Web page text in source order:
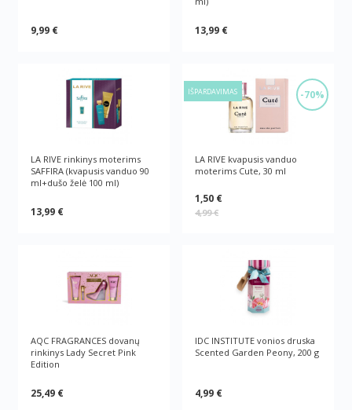
9,99 € 13,99 €
LA RIVE rinkinys moterims
SAFFIRA (kvapusis vanduo 90
ml+dušo želė 100 ml)
13,99 €
-70%
IŠPARDAVIMAS
LA RIVE kvapusis vanduo
moterims Cute, 30 ml
1,50 €
4,99 €
AQC FRAGRANCES dovanų
rinkinys Lady Secret Pink
Edition
25,49 €
IDC INSTITUTE vonios druska
Scented Garden Peony, 200 g
4,99 €